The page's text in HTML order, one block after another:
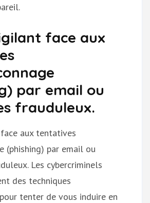
face aux
par email ou
frauduleux.
aux tentatives
(phishing) par email ou
Les cybercriminels
des techniques
tenter de vous induire en